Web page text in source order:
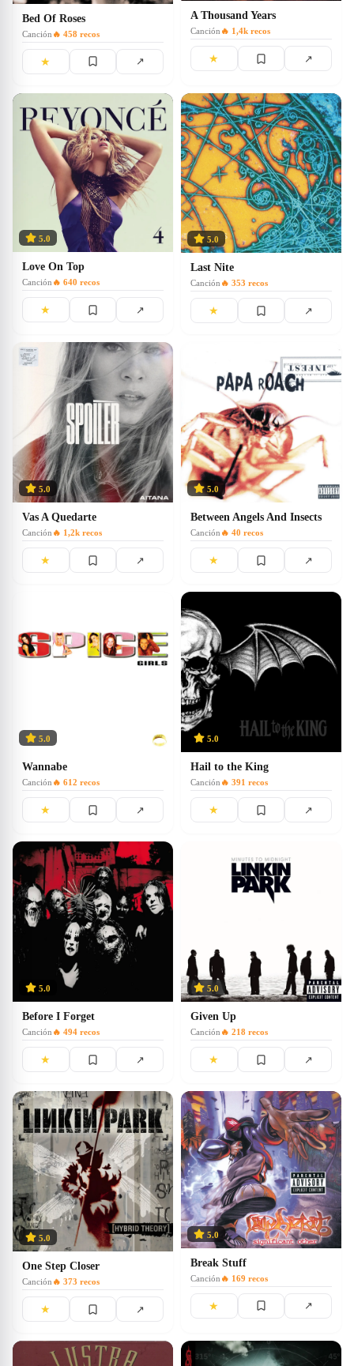
Bed Of Roses
Canción 🔥 458 recos
★ ↗
A Thousand Years
Canción 🔥 1,4k recos
★ ↗
5.0
Love On Top
Canción 🔥 640 recos
★ ↗
5.0
Last Nite
Canción 🔥 353 recos
★ ↗
5.0
Vas A Quedarte
Canción 🔥 1,2k recos
★ ↗
5.0
Between Angels And Insects
Canción 🔥 40 recos
★ ↗
5.0
Wannabe
Canción 🔥 612 recos
★ ↗
5.0
Hail to the King
Canción 🔥 391 recos
★ ↗
5.0
Before I Forget
Canción 🔥 494 recos
★ ↗
5.0
Given Up
Canción 🔥 218 recos
★ ↗
5.0
One Step Closer
Canción 🔥 373 recos
★ ↗
5.0
Break Stuff
Canción 🔥 169 recos
★ ↗